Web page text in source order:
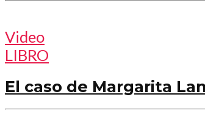
Video
LIBRO
El caso de Margarita